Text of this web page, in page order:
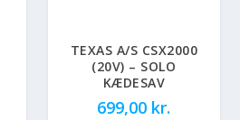
TEXAS A/S CSX2000
(20V) – SOLO
KÆDESAV
699,00 kr.